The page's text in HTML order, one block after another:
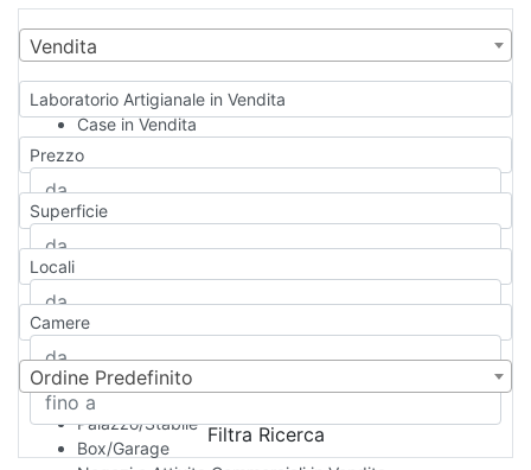
Vendita
Laboratorio Artigianale in Vendita
Case in Vendita
Qualsiasi
Appartamento
Casa indipendente
Casa Semi-indipendente
Attico/Mansarda
Rustico/Casale
Camera d'Albergo
Multiproprietà
Palazzo/Stabile
Box/Garage
Prezzo
Superficie
Locali
Camere
Ordine Predefinito
Filtra Ricerca